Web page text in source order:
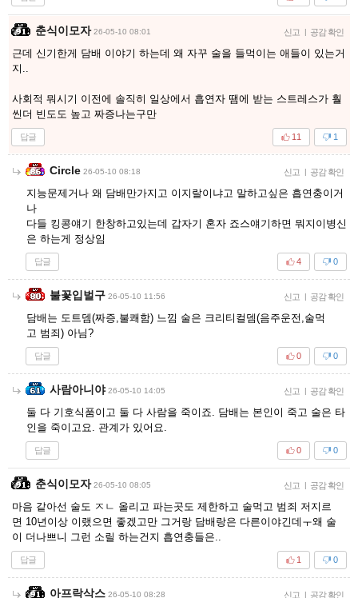
춘식이모자 26-05-10 08:01 신고 | 공감 확인
근데 신기한게 담배 이야기 하는데 왜 자꾸 술을 들먹이는 애들이 있는거
지..
사회적 뭐시기 이전에 솔직히 일상에서 흡연자 땜에 받는 스트레스가 훨
씬더 빈도도 높고 짜증나는구만
답글 1
11
Circle 26-05-10 08:18 신고 | 공감 확인
지능문제거나 왜 담배만가지고 이지랄이냐고 말하고싶은 흡연충이거
나
다들 킹콩얘기 한창하고있는데 갑자기 혼자 죠스얘기하면 뭐지이병신
은 하는게 정상임
답글 0
4
불꽃입벌구 26-05-10 11:56 신고 | 공감 확인
담배는 도트뎀(짜증,불쾌함) 느낌 술은 크리티컬뎀(음주운전,술먹
고 범죄) 아님?
답글 0
0
사람아니야 26-05-10 14:05 신고 | 공감 확인
둘 다 기호식품이고 둘 다 사람을 죽이죠. 담배는 본인이 죽고 술은 타
인을 죽이고요. 관계가 있어요.
답글 0
0
춘식이모자 26-05-10 08:05 신고 | 공감 확인
마음 같아선 술도 ㅈㄴ 올리고 파는곳도 제한하고 술먹고 범죄 저지르
면 10년이상 이랬으면 좋겠고만 그거랑 담배랑은 다른이야긴데ㅜ왜 술
이 더나쁘니 그런 소릴 하는건지 흡연충들은..
답글 0
1
아프락삭스 26-05-10 08:28 신고 | 공감 확인